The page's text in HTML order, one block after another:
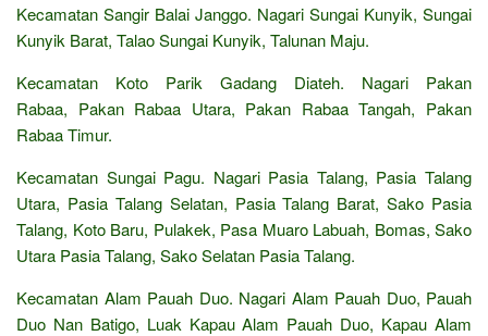
Kecamatan Sangir Balai Janggo. Nagari Sungai Kunyik, Sungai
Kunyik Barat, Talao Sungai Kunyik, Talunan Maju.
Kecamatan Koto Parik Gadang Diateh. Nagari Pakan
Rabaa, Pakan Rabaa Utara, Pakan Rabaa Tangah, Pakan
Rabaa Timur.
Kecamatan Sungai Pagu. Nagari Pasia Talang, Pasia Talang
Utara, Pasia Talang Selatan, Pasia Talang Barat, Sako Pasia
Talang, Koto Baru, Pulakek, Pasa Muaro Labuah, Bomas, Sako
Utara Pasia Talang, Sako Selatan Pasia Talang.
Kecamatan Alam Pauah Duo. Nagari Alam Pauah Duo, Pauah
Duo Nan Batigo, Luak Kapau Alam Pauah Duo, Kapau Alam